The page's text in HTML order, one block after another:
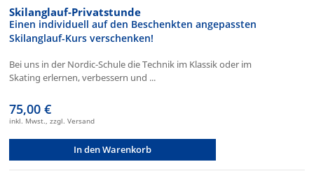
Skilanglauf-Privatstunde
Einen individuell auf den Beschenkten angepassten
Skilanglauf-Kurs verschenken!
Bei uns in der Nordic-Schule die Technik im Klassik oder im
Skating erlernen, verbessern und ...
75,00 €
inkl. Mwst., zzgl. Versand
In den Warenkorb